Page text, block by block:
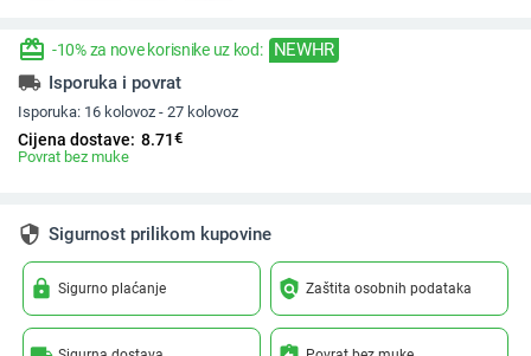
redeem -10% za nove korisnike uz kod: NEWHR
local_shipping Isporuka i povrat
Isporuka: 16 kolovoz - 27 kolovoz
Cijena dostave: 8.71€
Povrat bez muke
security Sigurnost prilikom kupovine
lock Sigurno plaćanje policy Zaštita osobnih podataka